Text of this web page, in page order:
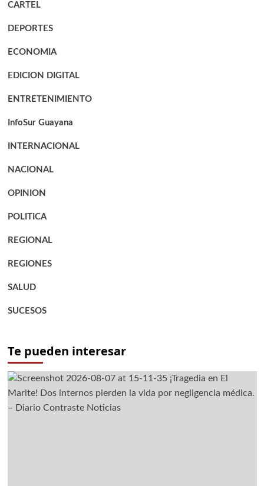
CARTEL
DEPORTES
ECONOMIA
EDICION DIGITAL
ENTRETENIMIENTO
InfoSur Guayana
INTERNACIONAL
NACIONAL
OPINION
POLITICA
REGIONAL
REGIONES
SALUD
SUCESOS
Te pueden interesar